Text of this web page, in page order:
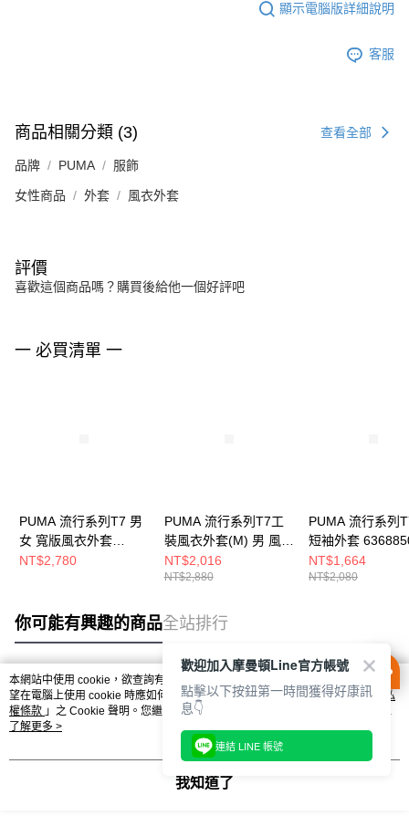
顯示電腦版詳細說明
客服
商品相關分類 (3) 查看全部
品牌 PUMA 服飾
女性商品 外套 風衣外套
評價
喜歡這個商品嗎？購買後給他一個好評吧
一 必買清單 一
PUMA 流行系列T7 男
女 寬版風衣外套
62691301
NT$2,780
PUMA 流行系列T7工
裝風衣外套(M) 男 風衣
外套 63209201
NT$2,016
NT$2,880
PUMA 流行系列
短袖外套
NT$1,664
NT$2,080
你可能有興趣的商品全站排行
熱門標籤
本網站中使用 cookie，欲查詢有關本網站使用 cookie 方式之詳情，及若您不希
望在電腦上使用 cookie 時應如何變更電腦的 cookie 設定，請參閱本網站「
隱私
權條款 」之 Cookie 聲明。您繼續使用本網站即表示您同意本公司得按本網站使
用條款之 Cookie 聲明使用 cookie。
了解更多 >
我知道了
歡迎加入摩曼頓Line官方帳號
點擊以下按鈕第一時間獲得好康訊
息👇
連結 LINE 帳號